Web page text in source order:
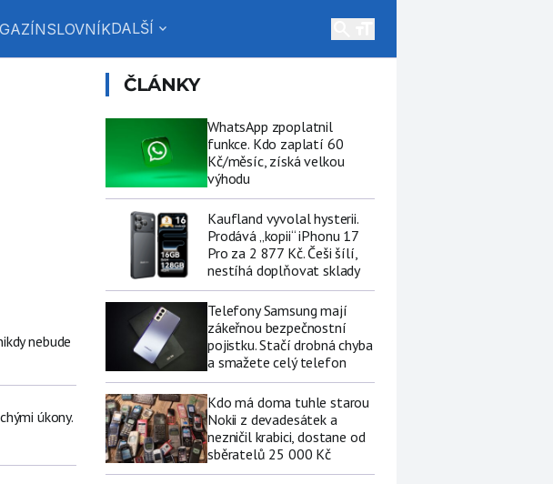
SLOVNÍKDALŠÍ expand_more
nebude
úkony.
ČLÁNKY
WhatsApp zpoplatnil
funkce. Kdo zaplatí 60
Kč/měsíc, získá velkou
výhodu
Kaufland vyvolal hysterii.
Prodává „kopii“ iPhonu 17
Pro za 2 877 Kč. Češi šílí,
nestíhá doplňovat sklady
Telefony Samsung mají
zákeřnou bezpečnostní
pojistku. Stačí drobná chyba
a smažete celý telefon
Kdo má doma tuhle starou
Nokii z devadesátek a
nezničil krabici, dostane od
sběratelů 25 000 Kč